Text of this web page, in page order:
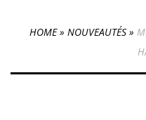
HOME» NOUVEAUTÉS»